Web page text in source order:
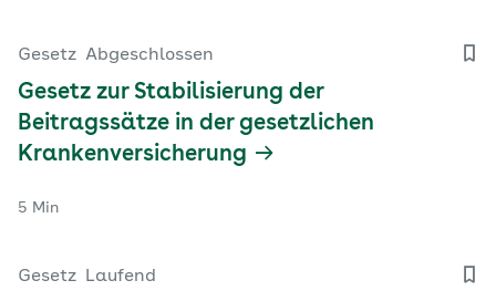
Gesetz Abgeschlossen
Gesetz zur Stabilisierung der
Beitragssätze in der gesetzlichen
Krankenversicherung
5 Min
Gesetz Laufend